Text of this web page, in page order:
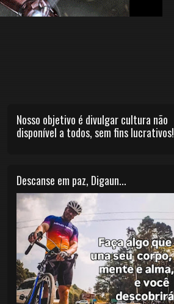
Nosso objetivo é divulgar cultura não
disponível a todos, sem fins lucrativos!
Descanse em paz, Digaun...